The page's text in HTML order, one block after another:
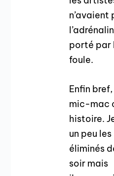
n’avaient
porté par
foule.
Enfin bref,
mic-mac
histoire.
un peu les
éliminés
soir mais